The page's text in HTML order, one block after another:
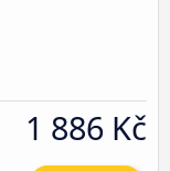
1 886 Kč